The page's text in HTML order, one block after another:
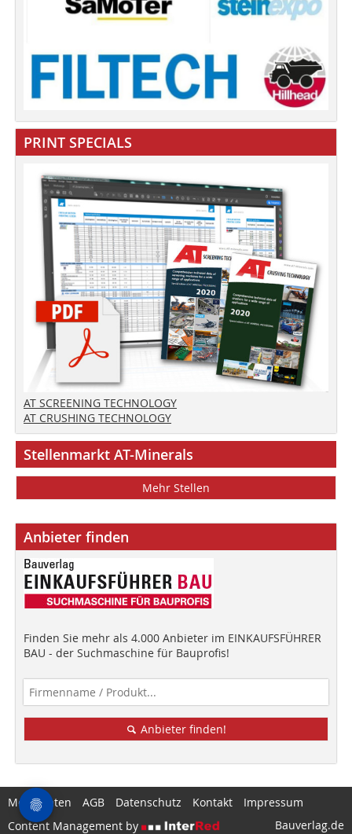
PRINT SPECIALS
AT SCREENING TECHNOLOGY
AT CRUSHING TECHNOLOGY
Stellenmarkt AT-Minerals
Mehr Stellen
Anbieter finden
Finden Sie mehr als 4.000 Anbieter im EINKAUFSFÜHRER
BAU - der Suchmaschine für Bauprofis!
Anbieter finden!
Mediadaten AGB Datenschutz Kontakt
Impressum
Content Management by
Bauverlag.de